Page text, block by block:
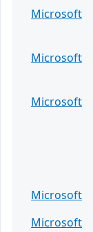
Microsoft
Microsoft
Microsoft
Microsoft
Microsoft